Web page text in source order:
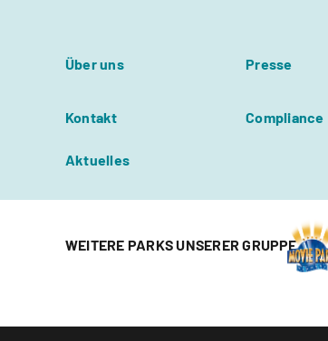
Über uns Presse
Kontakt Compliance
Aktuelles
WEITERE PARKS UNSERER GRUPPE